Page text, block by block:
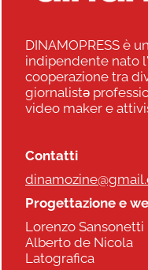
DINAMOPRESS è
indipendente nato
cooperazione tra
giornalistə
video maker e
Contatti
Progettazione e
Lorenzo Sansonetti
Alberto de Nicola
Latografica